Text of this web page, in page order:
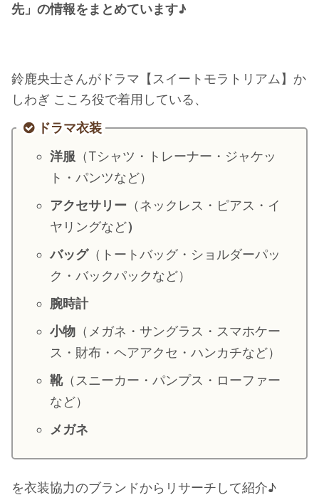
・ 北川景子
【よく検索されてる男性芸能人】
・目黒蓮
・京本大我
赤楚衛二
佐藤健
玉森裕太
岡田将生
永瀬廉
平野紫耀
松下洸平
山田裕貴
田中圭
バラエティ番組衣裳
先」の情報をまとめています♪
鈴鹿央士さんがドラマ【スイートモラトリアム】か
しわぎ こころ役で着用している、
ドラマ衣装
洋服 （Tシャツ・トレーナー・ジャケッ
ト・パンツなど）
アクセサリー （ネックレス・ピアス・イ
ヤリングなど）
バッグ（トートバッグ・ショルダーパッ
ク・バックパックなど）
腕時計
小物 （メガネ・サングラス・スマホケー
ス・財布・ヘアアクセ・ハンカチなど）
靴（スニーカー・パンプス・ローファー
など）
メガネ
を衣装協力のブランドからリサーチして紹介♪